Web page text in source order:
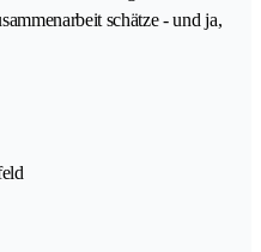
schätze - und ja,